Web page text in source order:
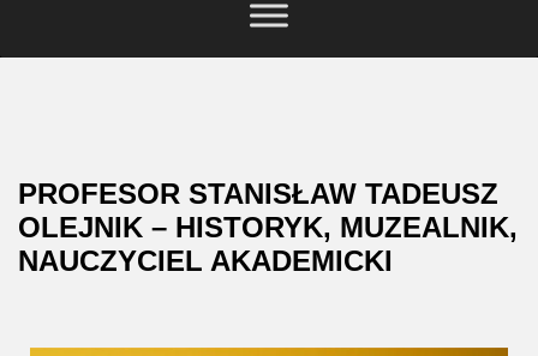
PROFESOR STANISŁAW TADEUSZ
OLEJNIK – HISTORYK, MUZEALNIK,
NAUCZYCIEL AKADEMICKI